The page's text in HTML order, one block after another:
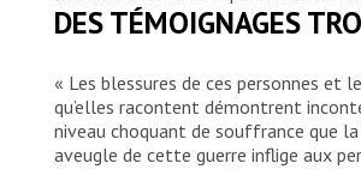
DES TÉMOIGNAGES
« Les blessures de ces personnes et
qu’elles racontent démontrent
niveau choquant de souffrance que
aveugle de cette guerre inflige aux